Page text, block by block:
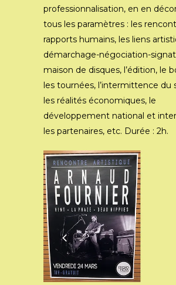
professionnalisation, en en
tous les paramètres : les
rapports humains, les liens
démarchage-négociation-
maison de disques, l’édition, le
les tournées, l’intermittence du
les réalités économiques, le
développement national et
les partenaires, etc. Durée : 2h.